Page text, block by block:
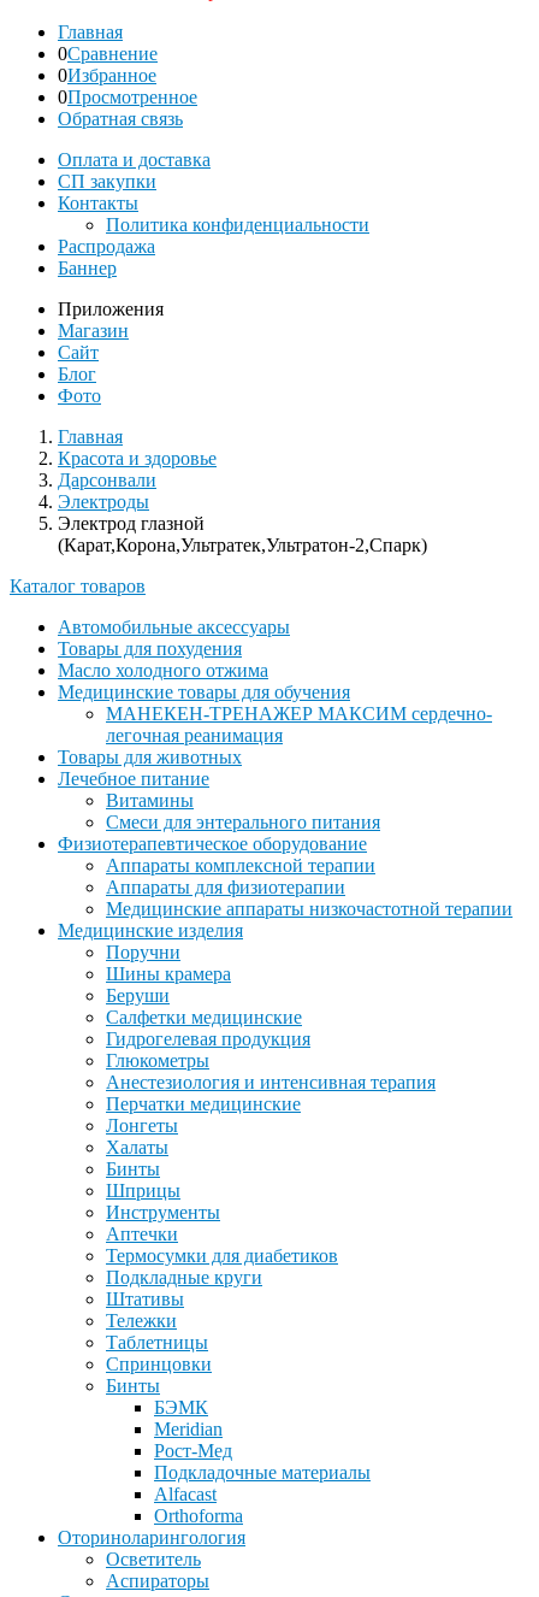
Главная
0Сравнение
0Избранное
0Просмотренное
Обратная связь
Оплата и доставка
СП закупки
Контакты
Политика конфиденциальности
Распродажа
Баннер
Приложения
Магазин
Сайт
Блог
Фото
Главная
Красота и здоровье
Дарсонвали
Электроды
Электрод глазной
(Карат,Корона,Ультратек,Ультратон-2,Спарк)
Каталог товаров
Автомобильные аксессуары
Товары для похудения
Масло холодного отжима
Медицинские товары для обучения
МАНЕКЕН-ТРЕНАЖЕР МАКСИМ сердечно-
легочная реанимация
Товары для животных
Лечебное питание
Витамины
Смеси для энтерального питания
Физиотерапевтическое оборудование
Аппараты комплексной терапии
Аппараты для физиотерапии
Медицинские аппараты низкочастотной терапии
Медицинские изделия
Поручни
Шины крамера
Беруши
Салфетки медицинские
Гидрогелевая продукция
Глюкометры
Анестезиология и интенсивная терапия
Перчатки медицинские
Лонгеты
Халаты
Бинты
Шприцы
Инструменты
Аптечки
Термосумки для диабетиков
Подкладные круги
Штативы
Тележки
Таблетницы
Спринцовки
Бинты
БЭМК
Meridian
Рост-Мед
Подкладочные материалы
Alfacast
Orthoforma
Оториноларингология
Осветитель
Аспираторы